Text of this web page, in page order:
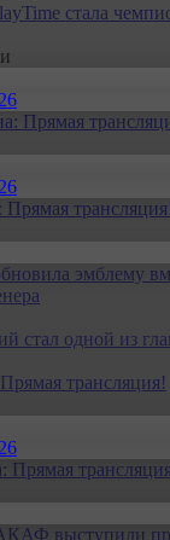
стала
Прямая
трансляция!
эмблему
стал одной из
трансляция!
Прямая
выступили